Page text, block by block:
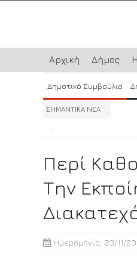
Αρχική Δήμος
Δημοτικό Συμβούλιο
ΣΗΜΑΝΤΙΚΑ ΝΕΑ
...
Περί
Την
Ημερομηνία: 23/11/